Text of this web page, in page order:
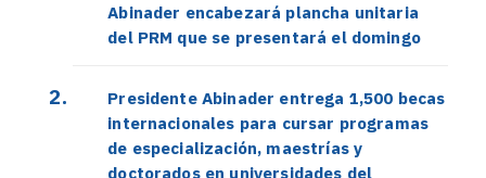
Abinader encabezará plancha unitaria
del PRM que se presentará el domingo
Presidente Abinader entrega 1,500 becas
internacionales para cursar programas
de especialización, maestrías y
doctorados en universidades del